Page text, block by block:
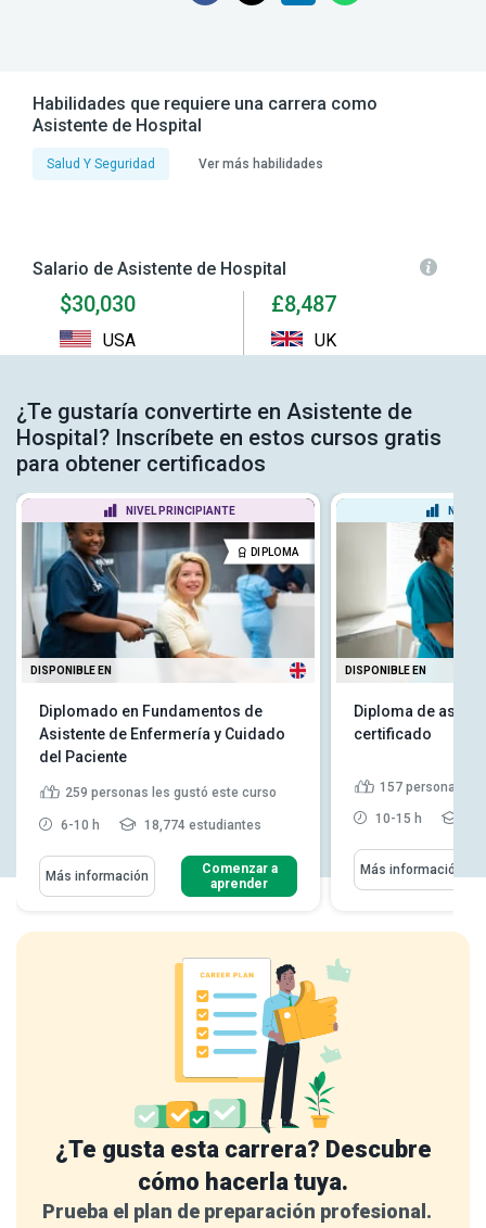
Habilidades que requiere una carrera como
Asistente de Hospital
Salud Y Seguridad Ver más habilidades
Salario de Asistente de Hospital
$30,030
USA
£8,487
UK
¿Te gustaría convertirte en Asistente de
Hospital? Inscríbete en estos cursos gratis
para obtener certificados
NIVEL PRINCIPIANTE
DIPLOMA
DISPONIBLE EN
Diplomado en Fundamentos de
Asistente de Enfermería y Cuidado
del Paciente
259 personas les gustó este curso
6-10 h 18,774 estudiantes
Más información
Comenzar a
aprender
NIVEL
DISPONIBLE EN
Diploma de
certificado
157 personas
10-15 h
Más información
¿Te gusta esta carrera? Descubre
cómo hacerla tuya.
Prueba el plan de preparación profesional.